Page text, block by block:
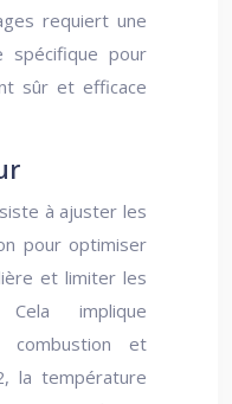
requiert une
spécifique pour
sûr et efficace
à ajuster les
pour optimiser
et limiter les
Cela implique
combustion et
la température